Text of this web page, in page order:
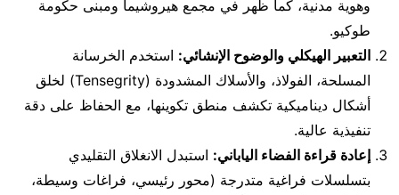
وهوية مدنية، كما ظهر في مجمع هيروشيما ومبنى حكومة
طوكيو.
التعبير الهيكلي والوضوح الإنشائي: استخدم الخرسانة
المسلحة، الفولاذ، والأسلاك المشدودة (Tensegrity) لخلق
أشكال ديناميكية تكشف منطق تكوينها، مع الحفاظ على دقة
تنفيذية عالية.
إعادة قراءة الفضاء الياباني: استبدل الانغلاق التقليدي
بتسلسلات فراغية متدرجة (محور رئيسي، فراغات وسيطة،